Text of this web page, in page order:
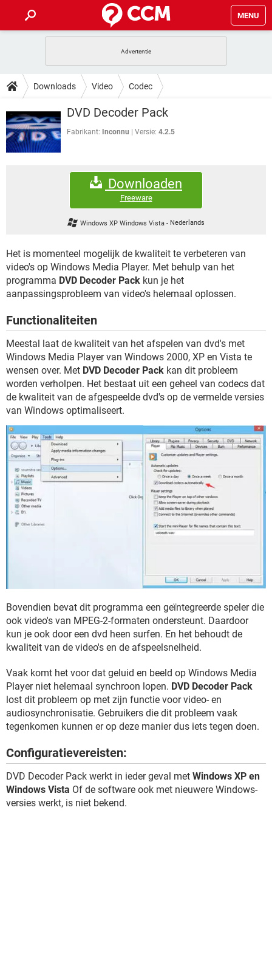
MENU
INSTAGRAM WINDOWS 10
NETFLIX CORONAVIRUS
GRATIS SNAPCHAT
TIKTOK
HOW-TO
VIDEOBELLEN GAMES
INSTAGRAM
NETFLIX
DOWNLOADS
VIDEOBELLEN GAMES
INSTAGRAM
CORONAVIRUS
SNAPCHAT
FORUM
WINDOWS 10
CORONAVIRUS
SNAPCHAT
GAMES
GRATIS SNAPCHAT
Downloads Video Codec
DVD Decoder Pack
Fabrikant: Inconnu Versie: 4.2.5
Downloaden
Freeware
Windows XP Windows Vista - Nederlands
Het is momenteel mogelijk de kwaliteit te verbeteren van
video's op Windows Media Player. Met behulp van het
programma DVD Decoder Pack kun je het
aanpassingsprobleem van video's helemaal oplossen.
Functionaliteiten
Meestal laat de kwaliteit van het afspelen van dvd's met
Windows Media Player van Windows 2000, XP en Vista te
wensen over. Met DVD Decoder Pack kan dit probleem
worden verholpen. Het bestaat uit een geheel van codecs dat
de kwaliteit van de afgespeelde dvd's op de vermelde versies
van Windows optimaliseert.
Bovendien bevat dit programma een geïntegreerde speler die
ook video's van MPEG-2-formaten ondersteunt. Daardoor
kun je ook door een dvd heen surfen. En het behoudt de
kwaliteit van de video's en de afspeelsnelheid.
Vaak komt het voor dat geluid en beeld op Windows Media
Player niet helemaal synchroon lopen. DVD Decoder Pack
lost dit probleem op met zijn functie voor video- en
audiosynchronisatie. Gebruikers die dit probleem vaak
tegenkomen kunnen er op deze manier dus iets tegen doen.
Configuratievereisten:
DVD Decoder Pack werkt in ieder geval met Windows XP en
Windows Vista Of de software ook met nieuwere Windows-
versies werkt, is niet bekend.